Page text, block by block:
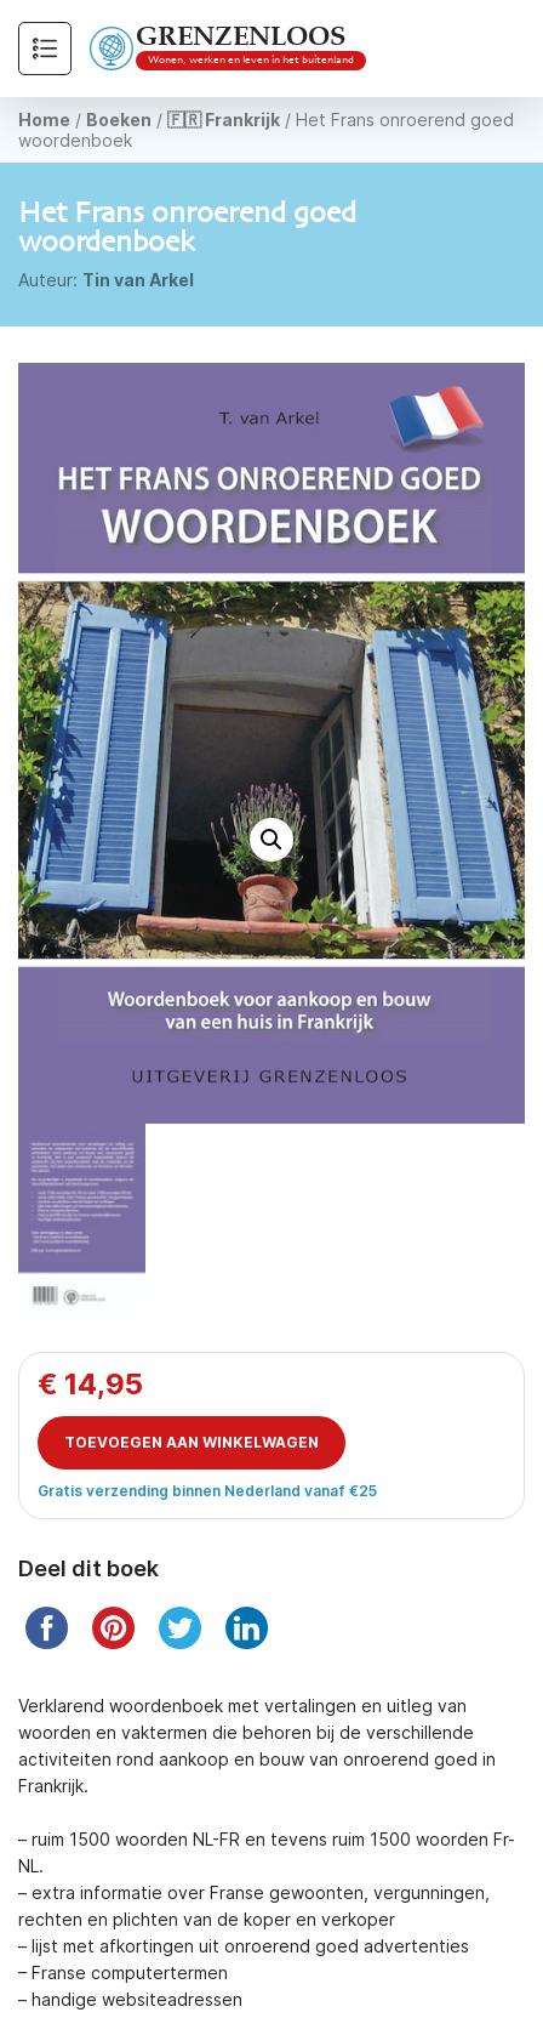
GRENZENLOOS
Wonen, werken en leven in het buitenland
Home / Boeken / 🇫🇷 Frankrijk / Het Frans onroerend goed
woordenboek
Het Frans onroerend goed
woordenboek
Auteur: Tin van Arkel
€ 14,95
TOEVOEGEN AAN WINKELWAGEN
Gratis verzending binnen Nederland vanaf €25
Deel dit boek
Verklarend woordenboek met vertalingen en uitleg van
woorden en vaktermen die behoren bij de verschillende
activiteiten rond aankoop en bouw van onroerend goed in
Frankrijk.
– ruim 1500 woorden NL-FR en tevens ruim 1500 woorden Fr-
NL.
– extra informatie over Franse gewoonten, vergunningen,
rechten en plichten van de koper en verkoper
– lijst met afkortingen uit onroerend goed advertenties
– Franse computertermen
– handige websiteadressen